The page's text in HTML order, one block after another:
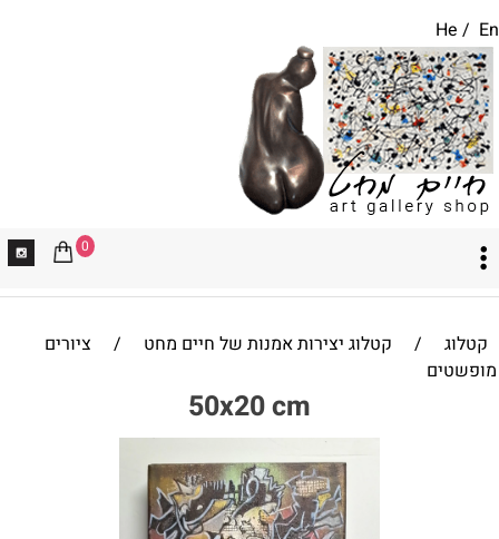
He / En
0
קטלוג / קטלוג יצירות אמנות של חיים מחט /
ציורים
מופשטים
50x20 cm